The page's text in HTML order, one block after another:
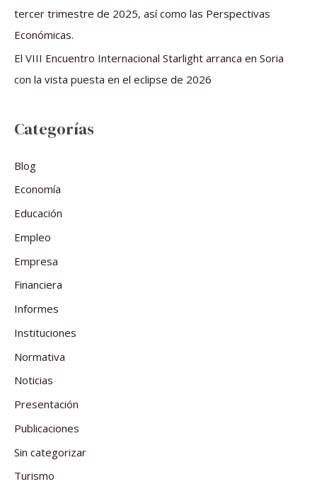
tercer trimestre de 2025, así como las Perspectivas
Económicas.
El VIII Encuentro Internacional Starlight arranca en Soria
con la vista puesta en el eclipse de 2026
Categorías
Blog
Economía
Educación
Empleo
Empresa
Financiera
Informes
Instituciones
Normativa
Noticias
Presentación
Publicaciones
Sin categorizar
Turismo